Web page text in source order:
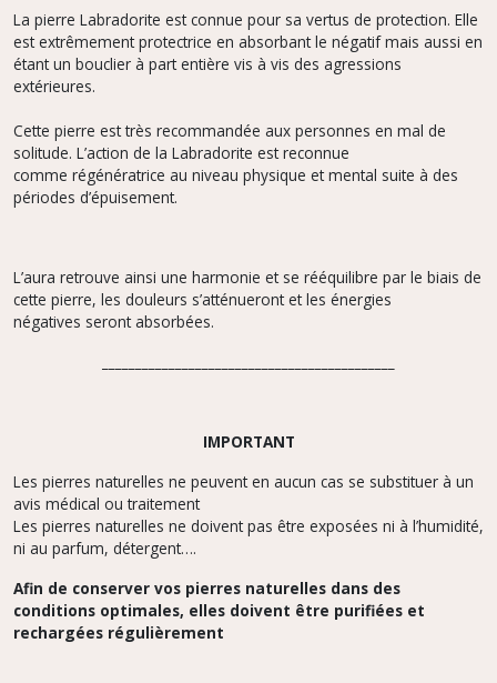
La pierre Labradorite est connue pour sa vertus de protection. Elle
est extrêmement protectrice en absorbant le négatif mais aussi en
étant un bouclier à part entière vis à vis des agressions
extérieures.
Cette pierre est très recommandée aux personnes en mal de
solitude. L’action de la Labradorite est reconnue
comme régénératrice au niveau physique et mental suite à des
périodes d’épuisement.
L’aura retrouve ainsi une harmonie et se rééquilibre par le biais de
cette pierre, les douleurs s’atténueront et les énergies
négatives seront absorbées.
IMPORTANT
Les pierres naturelles ne peuvent en aucun cas se substituer à un
avis médical ou traitement
Les pierres naturelles ne doivent pas être exposées ni à l’humidité,
ni au parfum, détergent….
Afin de conserver vos pierres naturelles dans des
conditions optimales, elles doivent être purifiées et
rechargées régulièrement